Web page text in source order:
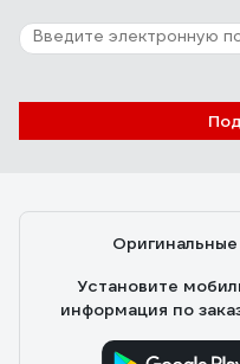
Установите
информация по